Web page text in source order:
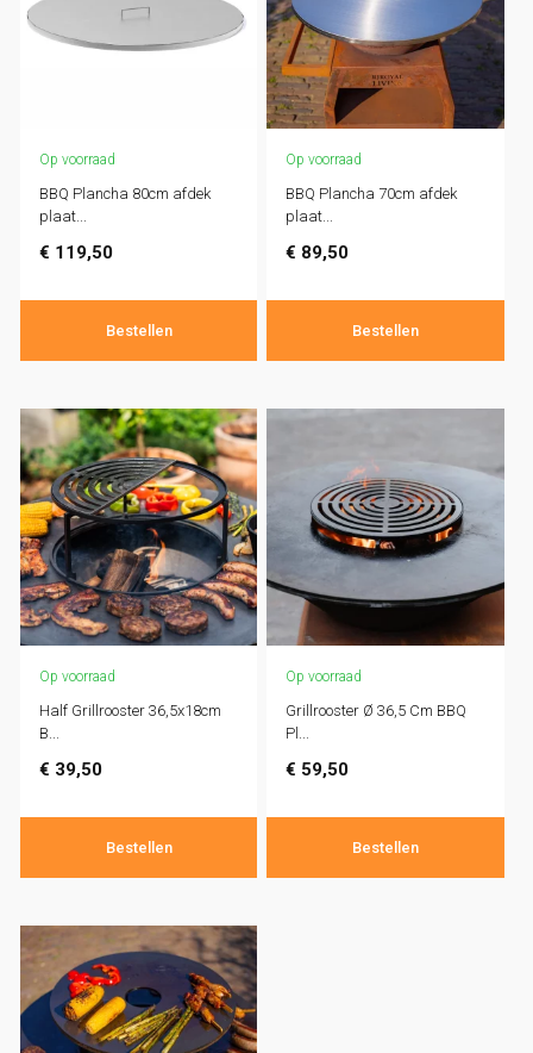
Op voorraad
BBQ Plancha 80cm afdek
plaat...
€ 119,50
Bestellen
Op voorraad
BBQ Plancha 70cm afdek
plaat...
€ 89,50
Bestellen
Op voorraad
Half Grillrooster 36,5x18cm
B...
€ 39,50
Bestellen
Op voorraad
Grillrooster Ø 36,5 Cm BBQ
Pl...
€ 59,50
Bestellen